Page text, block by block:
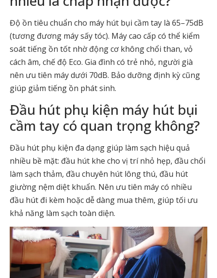
Độ ồn tiêu chuẩn cho máy hút bụi cầm tay là 65–75dB
(tương đương máy sấy tóc). Máy cao cấp có thể kiểm
soát tiếng ồn tốt nhờ động cơ không chổi than, vỏ
cách âm, chế độ Eco. Gia đình có trẻ nhỏ, người già
nên ưu tiên máy dưới 70dB. Bảo dưỡng định kỳ cũng
giúp giảm tiếng ồn phát sinh.
Đầu hút phụ kiện máy hút bụi
cầm tay có quan trọng không?
Đầu hút phụ kiện đa dạng giúp làm sạch hiệu quả
nhiều bề mặt: đầu hút khe cho vị trí nhỏ hẹp, đầu chổi
làm sạch thảm, đầu chuyên hút lông thú, đầu hút
giường nệm diệt khuẩn. Nên ưu tiên máy có nhiều
đầu hút đi kèm hoặc dễ dàng mua thêm, giúp tối ưu
khả năng làm sạch toàn diện.